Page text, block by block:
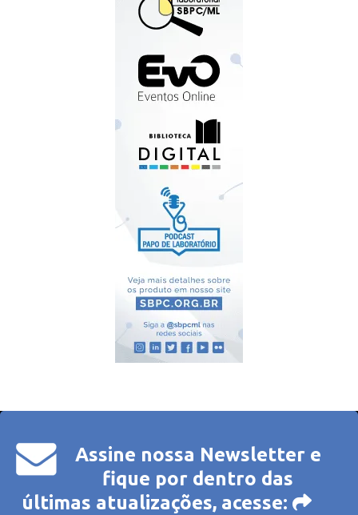
Assine nossa Newsletter e
fique por dentro das
últimas atualizações, acesse: